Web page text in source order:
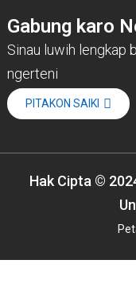
Gabung karo
Sinau luwih lengkap
ngerteni
PITAKON SAIKI
Hak Cipta ©